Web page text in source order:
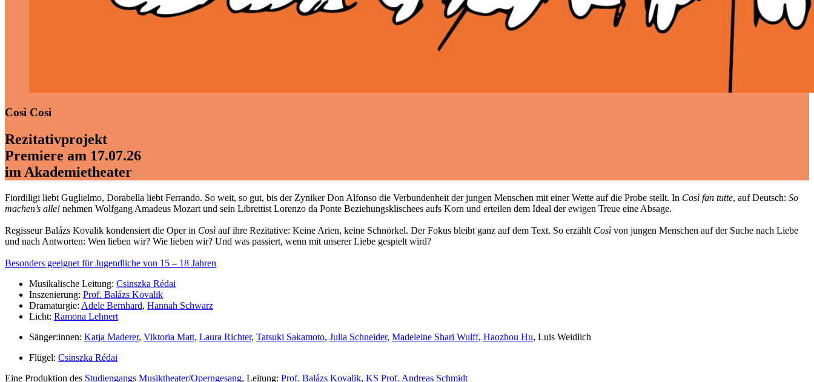
Così Così
Rezitativprojekt
Premiere am 17.07.26
im Akademietheater
Fiordiligi liebt Guglielmo, Dorabella liebt Ferrando. So weit, so gut, bis der Zyniker Don Alfonso die Verbundenheit der jungen Menschen mit einer Wette auf die Probe stellt. In Così fan tutte, auf Deutsch: So
machen’s alle! nehmen Wolfgang Amadeus Mozart und sein Librettist Lorenzo da Ponte Beziehungsklischees aufs Korn und erteilen dem Ideal der ewigen Treue eine Absage.
Regisseur Balázs Kovalik kondensiert die Oper in Così auf ihre Rezitative: Keine Arien, keine Schnörkel. Der Fokus bleibt ganz auf dem Text. So erzählt Così von jungen Menschen auf der Suche nach Liebe
und nach Antworten: Wen lieben wir? Wie lieben wir? Und was passiert, wenn mit unserer Liebe gespielt wird?
Besonders geeignet für Jugendliche von 15 – 18 Jahren
Musikalische Leitung: Csinszka Rédai
Inszenierung: Prof. Balázs Kovalik
Dramaturgie: Adele Bernhard, Hannah Schwarz
Licht: Ramona Lehnert
Sänger:innen: Katja Maderer, Viktoria Matt, Laura Richter, Tatsuki Sakamoto, Julia Schneider, Madeleine Shari Wulff, Haozhou Hu, Luis Weidlich
Flügel: Csinszka Rédai
Eine Produktion des Studiengangs Musiktheater/Operngesang, Leitung: Prof. Balázs Kovalik, KS Prof. Andreas Schmidt